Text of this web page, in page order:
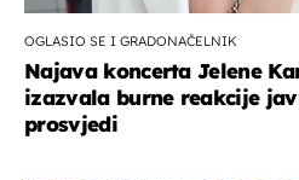
OGLASIO SE I GRADONAČELNIK
Najava koncerta Jelene
izazvala burne reakcije
prosvjedi